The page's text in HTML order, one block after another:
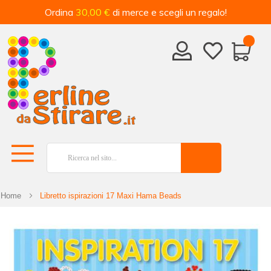
Ordina 30,00 € di merce e scegli un regalo!
Home Libretto ispirazioni 17 Maxi Hama Beads
alla